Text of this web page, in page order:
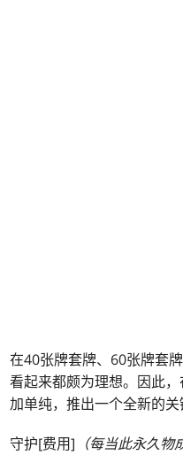
在40张牌套牌、60张牌套
看起来都颇为理想。因此，
加单纯，推出一个全新的关
守护[费用] （每当此永久